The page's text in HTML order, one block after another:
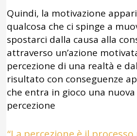
Quindi, la motivazione
qualcosa che ci spinge a
spostarci dalla causa alla
attraverso un’azione
percezione di una realtà e
risultato con conseguenze
che entra in gioco una
percezione